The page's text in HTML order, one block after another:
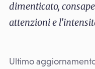
dimenticato,
attenzioni e
Ultimo